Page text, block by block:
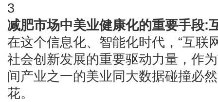
3
减肥市场中美业健康化的重要手段:
在这个信息化、智能化时代，“互联
社会创新发展的重要驱动力量，作
间产业之一的美业同大数据碰撞必
花。